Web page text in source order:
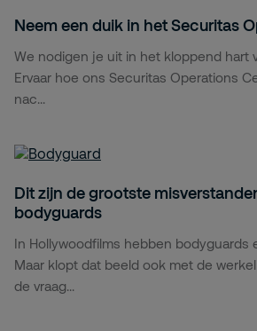
Neem een duik in het Securitas
We nodigen je uit in het kloppend hart
Ervaar hoe ons Securitas Operations
nac...
Dit zijn de grootste
bodyguards
In Hollywoodfilms hebben bodyguards
Maar klopt dat beeld ook met de
de vraag...